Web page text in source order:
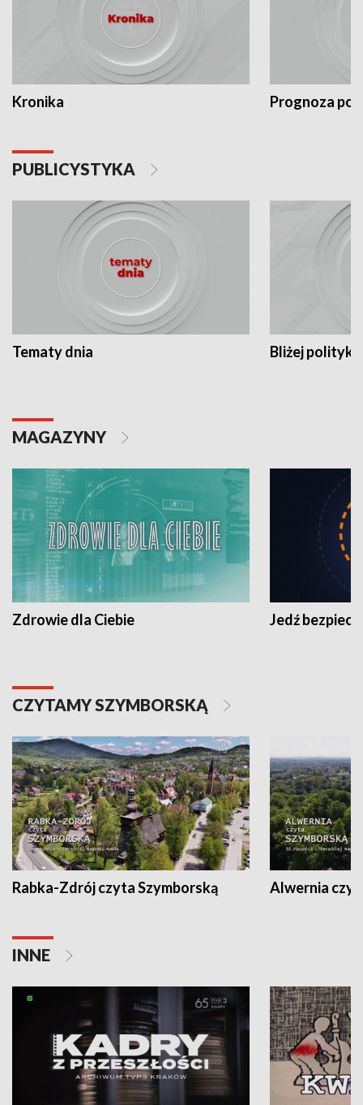
Kronika Prognoza
PUBLICYSTYKA
Tematy dnia Bliżej polityki
MAGAZYNY
Zdrowie dla Ciebie Jedź
CZYTAMY SZYMBORSKĄ
Rabka-Zdrój czyta Szymborską Alwernia
INNE